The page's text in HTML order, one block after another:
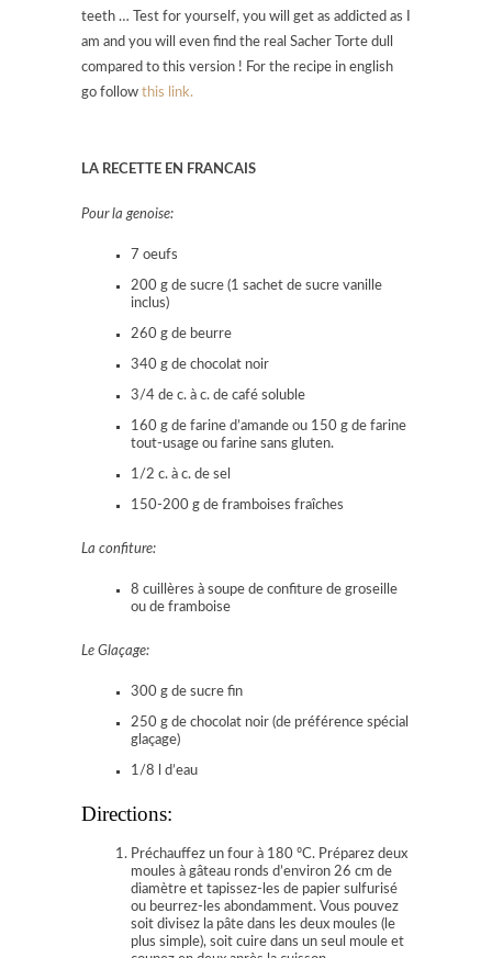
teeth … Test for yourself, you will get as addicted as I
am and you will even find the real Sacher Torte dull
compared to this version ! For the recipe in english
go follow this link.
LA RECETTE EN FRANCAIS
Pour la genoise:
7 oeufs
200 g de sucre (1 sachet de sucre vanille
inclus)
260 g de beurre
340 g de chocolat noir
3/4 de c. à c. de café soluble
160 g de farine d’amande ou 150 g de farine
tout-usage ou farine sans gluten.
1/2 c. à c. de sel
150-200 g de framboises fraîches
La confiture:
8 cuillères à soupe de confiture de groseille
ou de framboise
Le Glaçage:
300 g de sucre fin
250 g de chocolat noir (de préférence spécial
glaçage)
1/8 l d’eau
Directions:
Préchauffez un four à 180 ºC. Préparez deux
moules à gâteau ronds d’environ 26 cm de
diamètre et tapissez-les de papier sulfurisé
ou beurrez-les abondamment. Vous pouvez
soit divisez la pâte dans les deux moules (le
plus simple), soit cuire dans un seul moule et